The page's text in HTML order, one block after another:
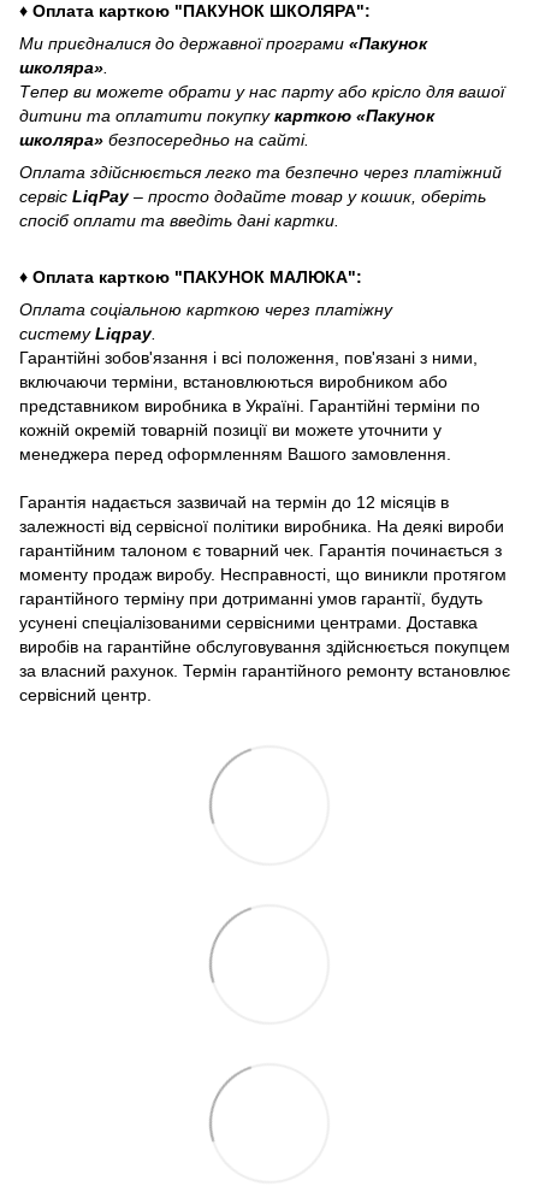
♦ Оплата карткою "ПАКУНОК ШКОЛЯРА":
Ми приєдналися до державної програми «Пакунок
школяра».
Тепер ви можете обрати у нас парту або крісло для вашої
дитини та оплатити покупкукарткою «Пакунок
школяра» безпосередньо на сайті.
Оплата здійснюється легко та безпечно через платіжний
сервіс LiqPay– просто додайте товар у кошик, оберіть
спосіб оплати та введіть дані картки.
♦ Оплата карткою "ПАКУНОК МАЛЮКА":
Оплата соціальною карткою через платіжну
системуLiqpay.
Гарантійні зобов'язання і всі положення, пов'язані з ними,
включаючи терміни, встановлюються виробником або
представником виробника в Україні. Гарантійні терміни по
кожній окремій товарній позиції ви можете уточнити у
менеджера перед оформленням Вашого замовлення.
Гарантія надається зазвичай на термін до 12 місяців в
залежності від сервісної політики виробника. На деякі вироби
гарантійним талоном є товарний чек. Гарантія починається з
моменту продаж виробу. Несправності, що виникли протягом
гарантійного терміну при дотриманні умов гарантії, будуть
усунені спеціалізованими сервісними центрами. Доставка
виробів на гарантійне обслуговування здійснюється покупцем
за власний рахунок. Термін гарантійного ремонту встановлює
сервісний центр.